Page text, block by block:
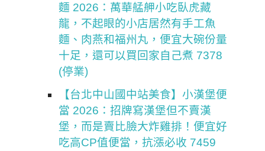
麵 2026：萬華艋舺小吃臥虎藏
龍，不起眼的小店居然有手工魚
麵、肉燕和福州丸，便宜大碗份量
十足，還可以買回家自己煮 7378
(停業)
【台北中山國中站美食】小漢堡便
當 2026：招牌寫漢堡但不賣漢
堡，而是賣比臉大炸雞排！便宜好
吃高CP值便當，抗漲必收 7459